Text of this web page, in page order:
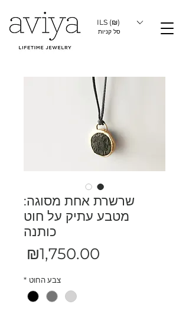
סל קניות
ILS (₪)
שרשרת אחת מסוגה:
מטבע עתיק על חוט
כותנה
₪1,750.00
צבע החוט *